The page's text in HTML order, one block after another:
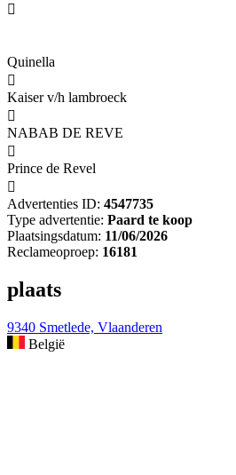

Quinella

Kaiser v/h lambroeck

NABAB DE REVE

Prince de Revel

Advertenties ID: 4547735
Type advertentie: Paard te koop
Plaatsingsdatum: 11/06/2026
Reclameoproep: 16181
plaats
9340 Smetlede, Vlaanderen
België